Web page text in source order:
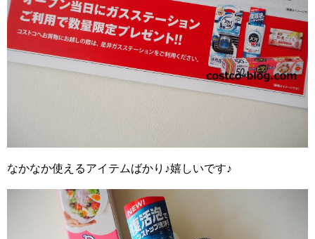
なかなか使えるアイテムばかり♪嬉しいです♪